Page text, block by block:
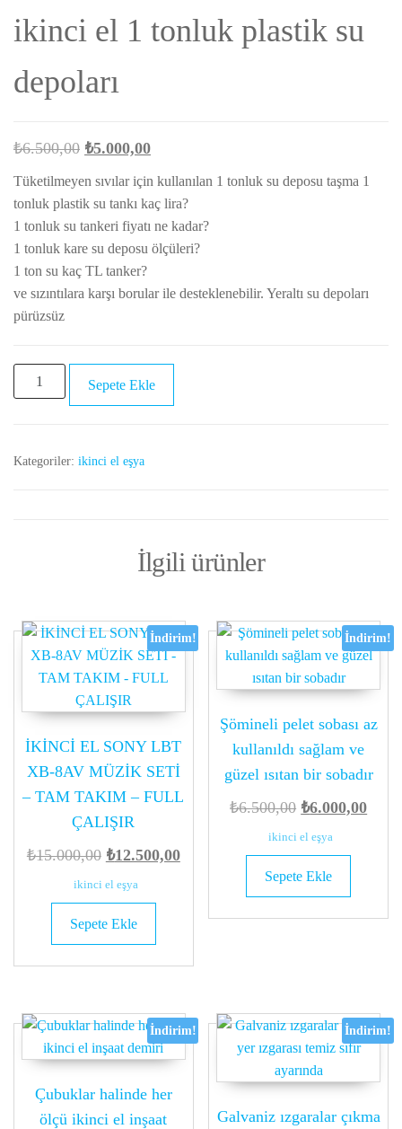
ikinci el 1 tonluk plastik su
depoları
₺6.500,00 Orijinal
fiyat:
₺6.500,00.
₺5.000,00Şu
andaki
fiyat:
₺5.000,00.
Tüketilmeyen sıvılar için kullanılan 1 tonluk su deposu taşma 1
tonluk plastik su tankı kaç lira?
1 tonluk su tankeri fiyatı ne kadar?
1 tonluk kare su deposu ölçüleri?
1 ton su kaç TL tanker?
ve sızıntılara karşı borular ile desteklenebilir. Yeraltı su depoları
pürüzsüz
ikinci
el
plastik
Sepete Ekle
Kategoriler: ikinci el eşya
İlgili ürünler
İndirim!
İKİNCİ EL SONY LBT
XB-8AV MÜZİK SETİ
– TAM TAKIM – FULL
ÇALIŞIR
₺15.000,00 Orijinal
fiyat:
₺15.000,00.
₺12.500,00Şu
ikinci el eşya
Sepete Ekle
İndirim!
Şömineli pelet sobası az
kullanıldı sağlam ve
güzel ısıtan bir sobadır
₺6.500,00 Orijinal
fiyat:
₺6.500,00.
₺6.000,00Şu
ikinci el eşya
Sepete Ekle
İndirim!
Çubuklar halinde her
ölçü ikinci el inşaat
İndirim!
Galvaniz ızgaralar çıkma